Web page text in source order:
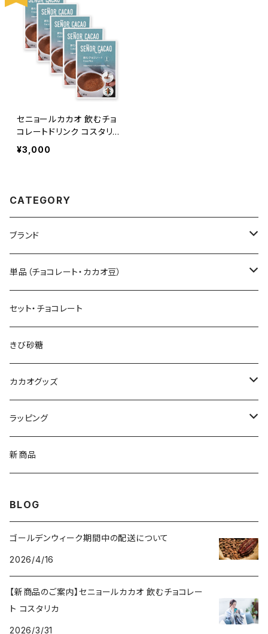
セニョールカカオ 飲むチョ
コレートドリンク コスタリカ
産カカオ70% [1杯分x5個]
セット 非アルカリ処理 Señ
¥3,000
CATEGORY
ブランド
Sibu CHOCOLATE シブ チョコレート
Senor Cacao セニョールカカオ
Tayutic タユティック
Cocoa Vintage ココア ヴィンテージ
Enraizados エンライサドス
単品（チョコレート・カカオ豆）
板チョコレート
コーティング チョコ
ペーストチョコレート
コインチョコレート
チョコレートドリンク
ケーキ
セット・チョコレート
きび砂糖
カカオグッズ
アクセサリー
ネックレス
ブレスレット
チャームブレスレット
カップ
ラッピング
Sibu CHOCOLATE シブチョコレート
新商品
BLOG
ゴールデンウィーク期間中の配送について
2026/4/16
【新商品のご案内】セニョールカカオ 飲むチョコレー
ト コスタリカ
2026/3/31